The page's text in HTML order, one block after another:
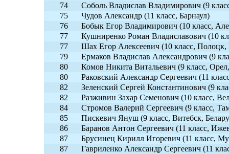
74
Соболь Владислав Владимирович (9
75
Чудов Александр (11 класс, Барнаул)
76
Бобык Егор Владимирович (10 класс,
77
Кушниренко Роман Владиславович (10
77
Шах Егор Алексеевич (10 класс, Полоцк,
79
Ермаков Владислав Александрович (9
80
Комов Никита Витальевич (9 класс,
80
Раковский Александр Сергеевич (11
82
Зеленский Сергей Константинович (9
82
Разживин Захар Семенович (10 класс,
84
Стромов Валерий Сергеевич (9 класс,
85
Пискевич Януш (9 класс, Витебск,
86
Баранов Антон Сергеевич (11 класс,
87
Брусинец Кирилл Игоревич (11 класс,
87
Гавриленко Александр Сергеевич (11